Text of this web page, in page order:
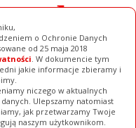
o Ochronie Danych
od 25 maja 2018
. W dokumencie tym
jakie informacje zbieramy i
niczego w aktualnych
Ulepszamy natomiast
jak przetwarzamy Twoje
naszym użytkownikom.
Baza Firm Pełna Wersja